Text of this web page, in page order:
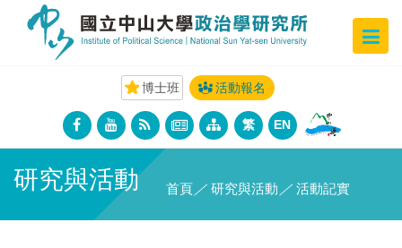
博士班 活動報名
繁 EN
研究與活動 首頁 ／ 研究與活動 ／ 活動記實